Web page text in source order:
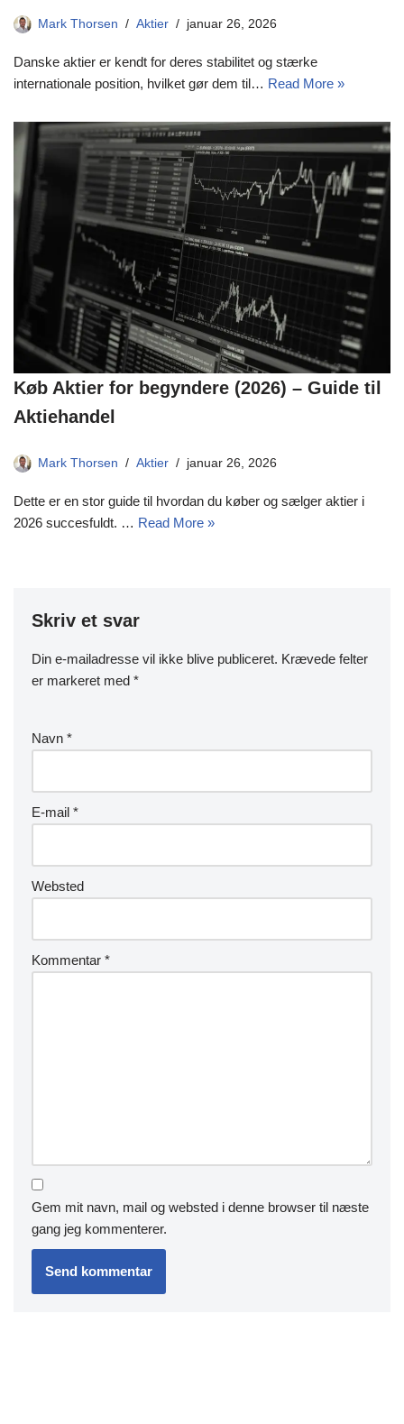
Mark Thorsen Aktier januar 26, 2026
Danske aktier er kendt for deres stabilitet og stærke
internationale position, hvilket gør dem til… Read More »
Køb Aktier for begyndere (2026) – Guide til
Aktiehandel
Mark Thorsen Aktier januar 26, 2026
Dette er en stor guide til hvordan du køber og sælger aktier i
2026 succesfuldt. … Read More »
Skriv et svar
Din e-mailadresse vil ikke blive publiceret. Krævede felter
er markeret med *
Navn *
E-mail *
Websted
Kommentar *
Gem mit navn, mail og websted i denne browser til næste
gang jeg kommenterer.